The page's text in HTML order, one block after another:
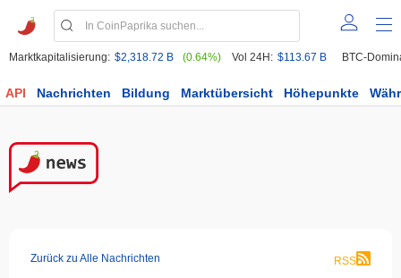
Marktkapitalisierung: $2,318.72 B (0.64%) Vol 24H: $113.67 B BTC-
API Nachrichten Bildung Marktübersicht Höhepunkte
Zurück zu Alle Nachrichten RSS